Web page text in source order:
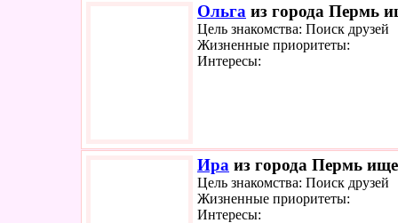
Ольга из города Пермь
Цель знакомства: Поиск друзей
Жизненные приоритеты:
Интересы:
Ира из города Пермь
Цель знакомства: Поиск друзей
Жизненные приоритеты:
Интересы: